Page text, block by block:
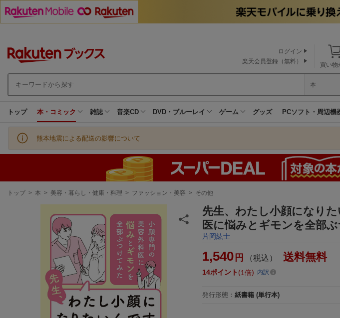
買い物
ログイン
楽天会員登録（無料）
本
トップ 本・コミック 雑誌 音楽CD DVD・ブルーレイ ゲーム グッズ PCソフト・周辺機
熊本地震による配送の影響について
現
トップ > 本 > 美容・暮らし・健康・料理 > ファッション・美容 > その他
先生、わたし小顔になり
医に悩みとギモンを全部
片岡紘士
1,540 円 （税込） 送料無料
14ポイント 1倍 内訳
発行形態 ： 紙書籍 (単行本)